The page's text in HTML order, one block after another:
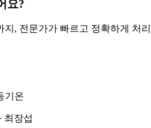
요?
지, 전문가가 빠르고 정확하게 처
기온
최장섭